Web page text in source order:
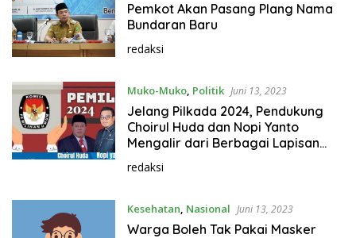
Pemkot Akan Pasang Plang Nama
Bundaran Baru
redaksi
Muko-Muko, Politik Juni 13, 2023
Jelang Pilkada 2024, Pendukung
Choirul Huda dan Nopi Yanto
Mengalir dari Berbagai Lapisan
Masyarakat
redaksi
Kesehatan, Nasional Juni 13, 2023
Warga Boleh Tak Pakai Masker